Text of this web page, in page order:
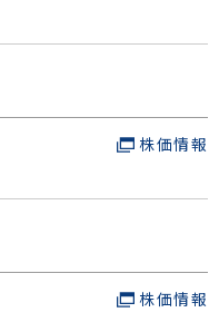
株価情報
株価情報